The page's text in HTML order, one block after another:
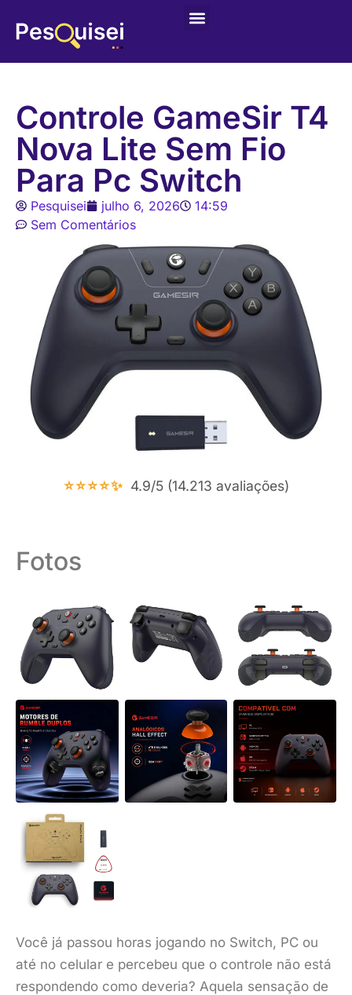
Controle GameSir T4
Nova Lite Sem Fio
Para Pc Switch
Pesquisei julho 6, 2026
14:59
Sem Comentários
⭐⭐⭐⭐✨ 4.9/5 (14.213 avaliações)
Fotos
Você já passou horas jogando no Switch, PC ou
até no celular e percebeu que o controle não está
respondendo como deveria? Aquela sensação de